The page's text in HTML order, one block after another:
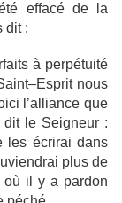
effacé de la
dit :
à perpétuité
nous
l’alliance que
dit le Seigneur :
les écrirai dans
plus de
où il y a pardon